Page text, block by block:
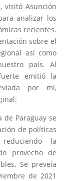
visitó Asunción
analizar los
recientes.
sobre el
así como
país. Al
emitió la
por mí,
de Paraguay se
de políticas
la
provecho de
Se preveía
de 2021